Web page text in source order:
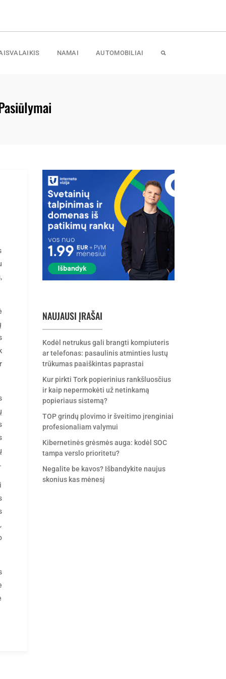
NAMAI AUTOMOBILIAI
,
NAUJAUSI ĮRAŠAI
Kodėl netrukus gali brangti kompiuteris
ar telefonas: pasaulinis atminties lustų
trūkumas paaiškintas paprastai
Kur pirkti Tork popierinius rankšluosčius
ir kaip nepermokėti už netinkamą
popieriaus sistemą?
TOP grindų plovimo ir šveitimo įrenginiai
profesionaliam valymui
Kibernetinės grėsmės auga: kodėl SOC
tampa verslo prioritetu?
Negalite be kavos? Išbandykite naujus
skonius kas mėnesį